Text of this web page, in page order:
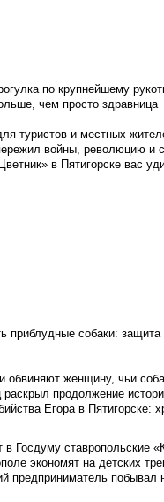
по крупнейшему
чем просто здравница
туристов и местных
войны, революцию и
в Пятигорске вас
приблудные собаки:
обвиняют женщину, чьи
продолжение
Егора в Пятигорске:
Госдуму ставропольские
экономят на детских
предприниматель